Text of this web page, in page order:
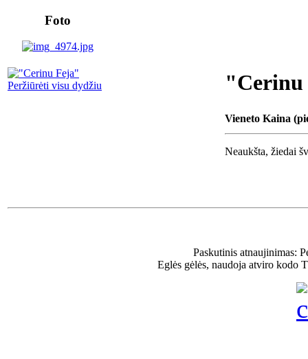
Foto
Peržiūrėti visu dydžiu
Vieneto Kaina
Neaukšta, žiedai
Paskutinis atnaujinimas:
Eglės gėlės, naudoja atviro kodo